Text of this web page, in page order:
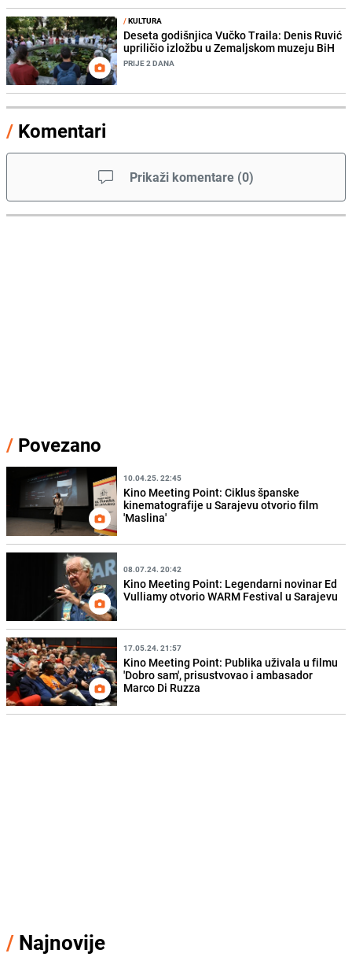
/KULTURA
Deseta godišnjica Vučko Traila: Denis Ruvić
upriličio izložbu u Zemaljskom muzeju BiH
PRIJE 2 DANA
/ Komentari
Prikaži komentare (0)
/ Povezano
10.04.25. 22:45
Kino Meeting Point: Ciklus španske
kinematografije u Sarajevu otvorio film
'Maslina'
08.07.24. 20:42
Kino Meeting Point: Legendarni novinar Ed
Vulliamy otvorio WARM Festival u Sarajevu
17.05.24. 21:57
Kino Meeting Point: Publika uživala u filmu
'Dobro sam', prisustvovao i ambasador
Marco Di Ruzza
/ Najnovije